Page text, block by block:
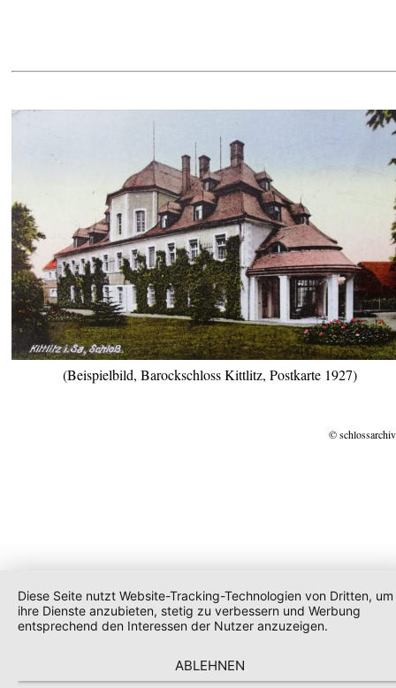
(Beispielbild, Barockschloss Kittlitz, Postkarte 1927)
©
Diese Seite nutzt Website-Tracking-Technologien von Dritten, um
ihre Dienste anzubieten, stetig zu verbessern und Werbung
entsprechend den Interessen der Nutzer anzuzeigen.
ABLEHNEN